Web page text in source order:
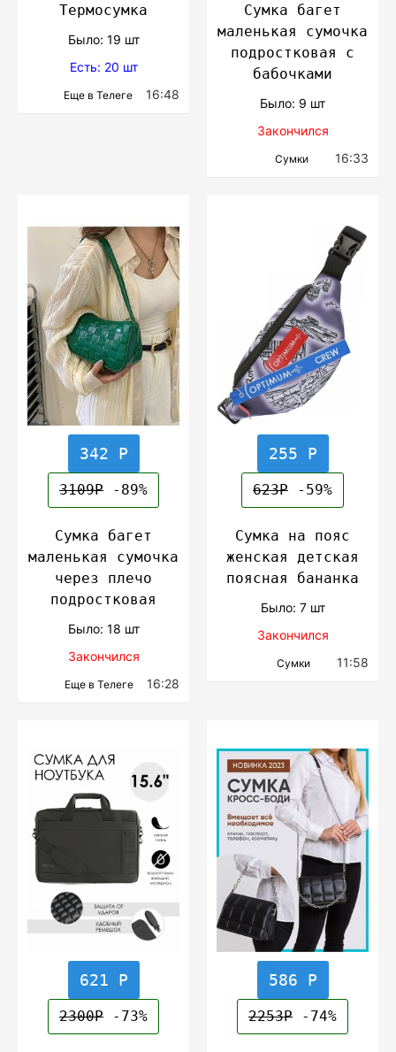
Термосумка
Было: 19 шт
Есть: 20 шт
Еще в Телеге 16:48
Сумка багет
маленькая сумочка
подростковая с
бабочками
Было: 9 шт
Закончился
Сумки 16:33
342 Р
3109Р -89%
Сумка багет
маленькая сумочка
через плечо
подростковая
Было: 18 шт
Закончился
Еще в Телеге 16:28
255 Р
623Р -59%
Сумка на пояс
женская детская
поясная бананка
Было: 7 шт
Закончился
Сумки 11:58
621 Р
2300Р -73%
586 Р
2253Р -74%